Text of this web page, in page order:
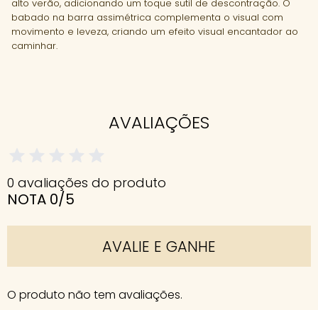
alto verão, adicionando um toque sutil de descontração. O
babado na barra assimétrica complementa o visual com
movimento e leveza, criando um efeito visual encantador ao
caminhar.
AVALIAÇÕES
0 avaliações do produto
NOTA 0/5
AVALIE E GANHE
O produto não tem avaliações.